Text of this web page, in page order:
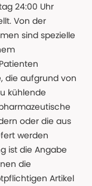
24:00 Uhr
Von der
sind spezielle
die aufgrund von
kühlende
oder die aus
werden
ist die Angabe
die
Artikel